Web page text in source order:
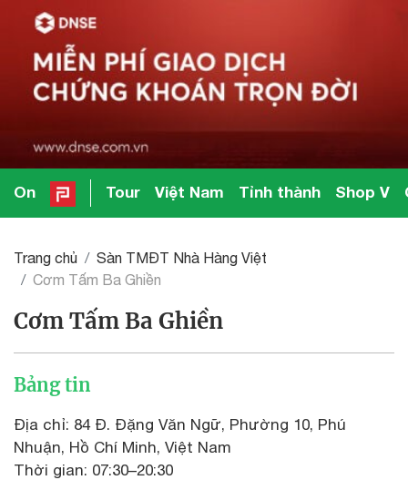
On Tour Việt Nam Tỉnh thành Shop V
Trang chủ
Sàn TMĐT Nhà Hàng Việt
Cơm Tấm Ba Ghiền
Cơm Tấm Ba Ghiền
Bảng tin
Địa chỉ: 84 Đ. Đặng Văn Ngữ, Phường 10, Phú
Nhuận, Hồ Chí Minh, Việt Nam
Thời gian: 07:30–20:30